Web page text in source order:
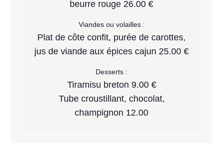
beurre rouge 26.00 €
Viandes ou volailles :
Plat de côte confit, purée de carottes,
jus de viande aux épices cajun 25.00 €
Desserts :
Tiramisu breton 9.00 €
Tube croustillant, chocolat,
champignon 12.00